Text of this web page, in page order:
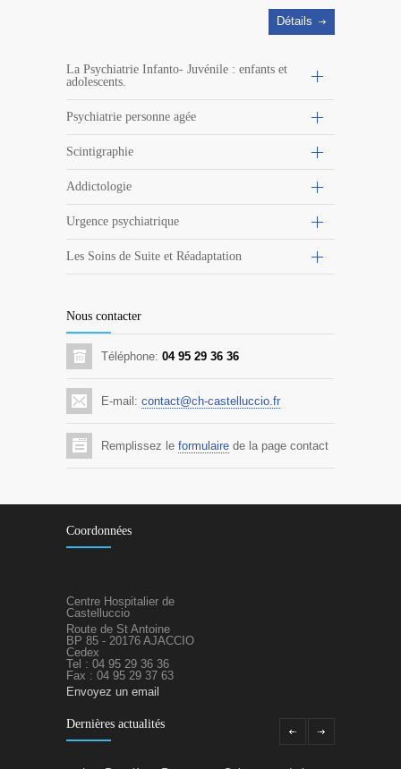
Détails
La Psychiatrie Infanto- Juvénile : enfants et
adolescents.
Psychiatrie personne agée
Scintigraphie
Addictologie
Urgence psychiatrique
Les Soins de Suite et Réadaptation
Nous contacter
Téléphone: 04 95 29 36 36
E-mail: contact@ch-castelluccio.fr
Remplissez le formulaire de la page contact
Coordonnées
Centre Hospitalier de
Castelluccio
Route de St Antoine
BP 85 - 20176 AJACCIO
Cedex
Tel : 04 95 29 36 36
Fax : 04 95 29 37 63
Envoyez un email
Dernières actualités